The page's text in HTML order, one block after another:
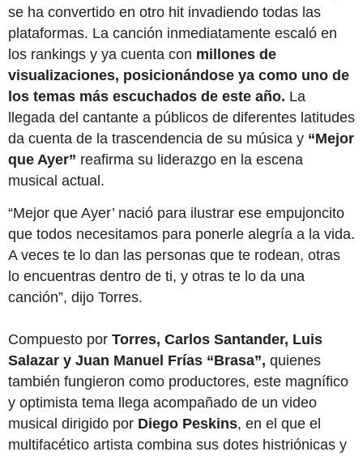
se ha convertido en otro hit invadiendo todas las
plataformas. La canción inmediatamente escaló en
los rankings y ya cuenta con millones de
visualizaciones, posicionándose ya como uno de
los temas más escuchados de este año. La
llegada del cantante a públicos de diferentes latitudes
da cuenta de la trascendencia de su música y “Mejor
que Ayer” reafirma su liderazgo en la escena
musical actual.
“Mejor que Ayer’ nació para ilustrar ese empujoncito
que todos necesitamos para ponerle alegría a la vida.
A veces te lo dan las personas que te rodean, otras
lo encuentras dentro de ti, y otras te lo da una
canción”, dijo Torres.
Compuesto por Torres, Carlos Santander, Luis
Salazar y Juan Manuel Frías “Brasa”, quienes
también fungieron como productores, este magnífico
y optimista tema llega acompañado de un video
musical dirigido por Diego Peskins, en el que el
multifacético artista combina sus dotes histriónicas y